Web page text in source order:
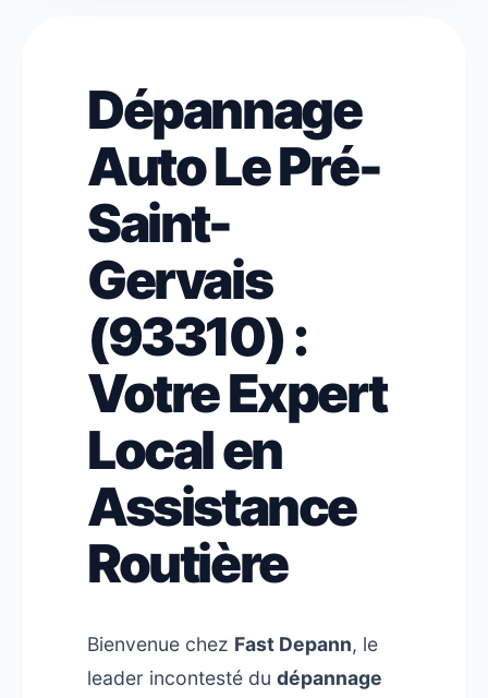
Dépannage
Auto Le Pré-
Saint-
Gervais
(93310) :
Votre Expert
Local en
Assistance
Routière
Bienvenue chez Fast Depann, le
leader incontesté du dépannage